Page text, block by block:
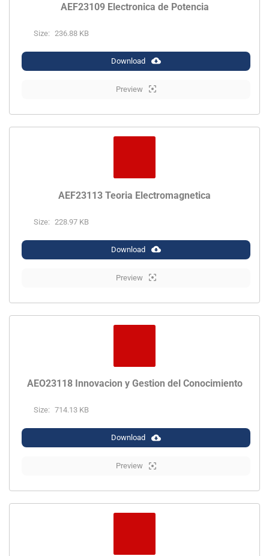
AEF23109 Electronica de Potencia
Size: 236.88 KB
Download
Preview
AEF23113 Teoria Electromagnetica
Size: 228.97 KB
Download
Preview
AEO23118 Innovacion y Gestion del Conocimiento
Size: 714.13 KB
Download
Preview